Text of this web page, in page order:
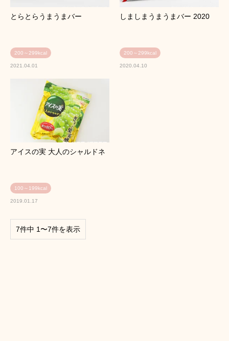
とらとらうまうまバー
200～299kcal
2021.04.01
しましまうまうまバー 2020
200～299kcal
2020.04.10
アイスの実 大人のシャルドネ
100～199kcal
2019.01.17
7件中 1〜7件を表示